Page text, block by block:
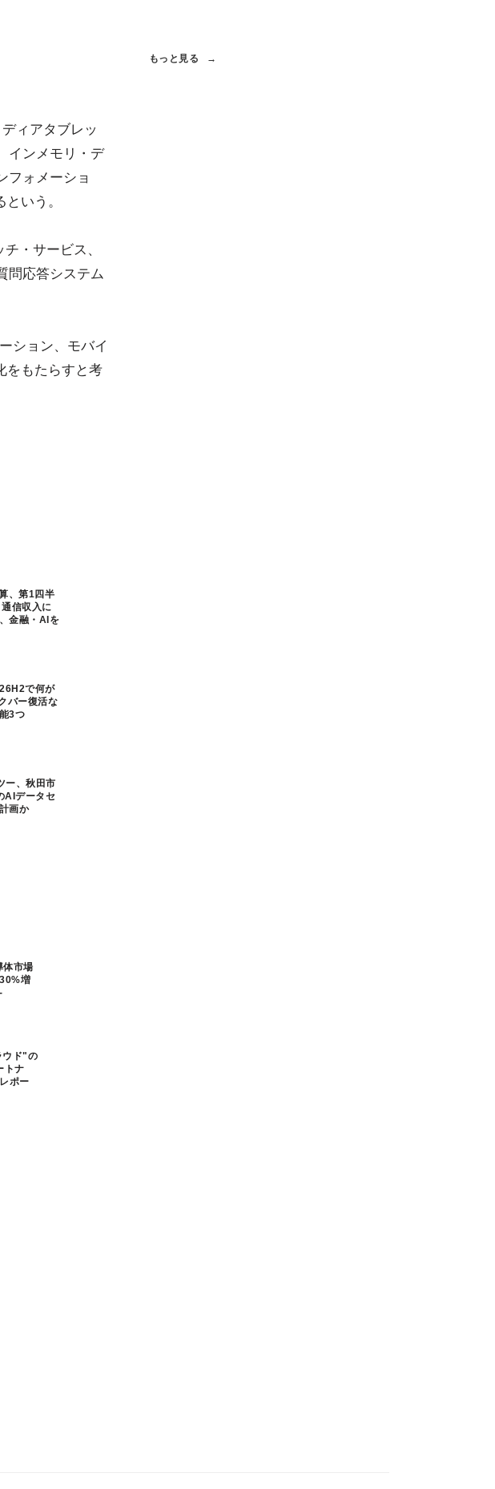
ィアタブレッ
インメモリ・デ
フォメーショ
いう。
・サービス、
問応答システム
ション、モバイ
をもたらすと考
、第1四半
信収入に
金融・AIを
で何が
バー復活な
3つ
ー、秋田市
AIデータセ
画か
もっと見る
体市場
増
ド"の
トナ
ポー